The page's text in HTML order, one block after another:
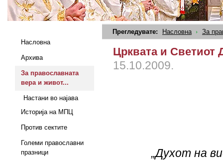
Прегледувате: Насловна За
Црквата и Светиот
15.10.2009.
„Духот на
Насловна
Архива
За православната
вера и живот...
Настани во најава
Историја на МПЦ
Против сектите
Големи православни
празници